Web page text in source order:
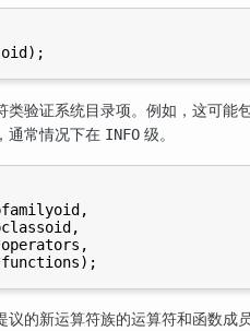
类验证系统目录项。例如，这可
通常情况下在 INFO 级。
的新运算符族的运算符和函数成